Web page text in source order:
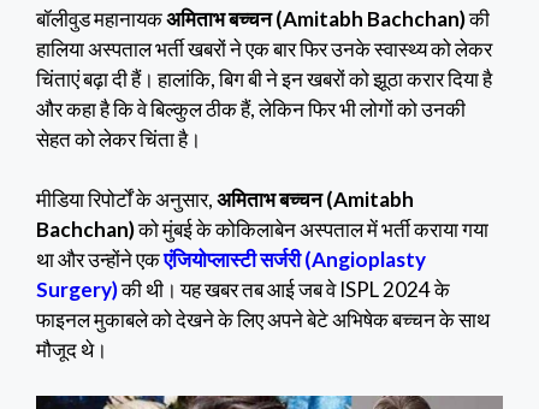
e
b
o
o
k
ke
dI
n
er
es
t
at
s
A
sa
g
e
ai
l
e
gr
a
ar
e
बॉलीवुड महानायकअमिताभ बच्चन (Amitabh Bachchan)की
हालिया अस्पताल भर्ती खबरों ने एक बार फिर उनके स्वास्थ्य को लेकर
चिंताएं बढ़ा दी हैं। हालांकि, बिग बी ने इन खबरों को झूठा करार दिया है
और कहा है कि वे बिल्कुल ठीक हैं, लेकिन फिर भी लोगों को उनकी
सेहत को लेकर चिंता है।
मीडिया रिपोर्टों के अनुसार,अमिताभ बच्चन (Amitabh
Bachchan)को मुंबई के कोकिलाबेन अस्पताल में भर्ती कराया गया
था और उन्होंने एकएंजियोप्लास्टी सर्जरी (Angioplasty
Surgery)की थी। यह खबर तब आई जब वे ISPL 2024 के
फाइनल मुकाबले को देखने के लिए अपने बेटे अभिषेक बच्चन के साथ
मौजूद थे।